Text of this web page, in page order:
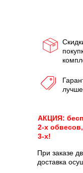
АКЦИЯ:
2-х
3-х!
При заказе
доставка